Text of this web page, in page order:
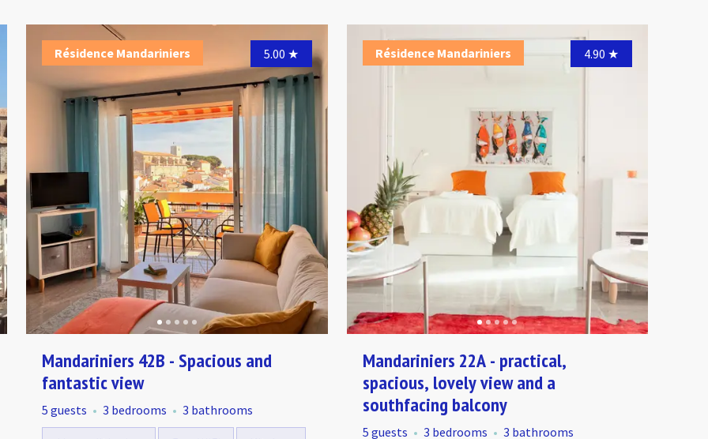
Résidence Mandariniers 4.95★ Résidence Mandariniers 4.95
Résidence Mandariniers 5.00 ★ Résidence Mandariniers 5.00★
Mandariniers 42B - Spacious and
fantastic view
5 guests 3 bedrooms 3 bathrooms
Résidence Mandariniers 4.90 ★
Mandariniers 22A - practical,
spacious, lovely view and a
southfacing balcony
5 guests 3 bedrooms 3 bathrooms